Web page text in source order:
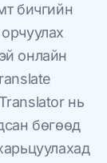
бичгийн
онлайн
нь
бөгөөд